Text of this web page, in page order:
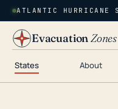
ATLANTIC HURRICANE
EvacuationZones
States About